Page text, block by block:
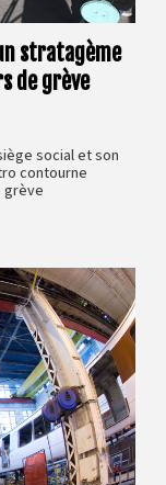
stratagème
de grève
social et son
contourne
grève